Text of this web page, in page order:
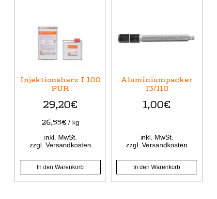
Injektionsharz I 100
PUR
29,20€
26,55€ / kg
inkl. MwSt.
zzgl. Versandkosten
In den Warenkorb
Aluminiumpacker
13/110
1,00€
inkl. MwSt.
zzgl. Versandkosten
In den Warenkorb